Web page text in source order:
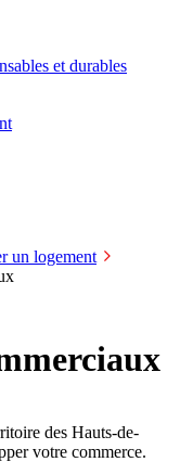
et durables
un logement
des Hauts-de-
votre commerce.